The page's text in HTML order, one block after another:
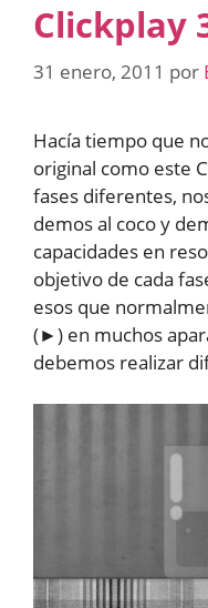
Clickplay
31 enero, 2011 por
Hacía tiempo que
original como este
fases diferentes,
demos al coco y
capacidades en
objetivo de cada
esos que
(►) en muchos
debemos realizar